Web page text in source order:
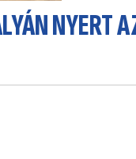
NYERT